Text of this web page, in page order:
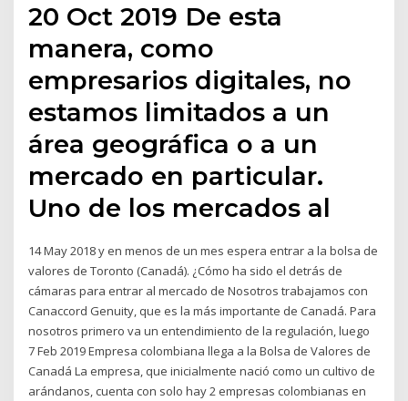
20 Oct 2019 De esta
manera, como
empresarios digitales, no
estamos limitados a un
área geográfica o a un
mercado en particular.
Uno de los mercados al
14 May 2018 y en menos de un mes espera entrar a la bolsa de
valores de Toronto (Canadá). ¿Cómo ha sido el detrás de
cámaras para entrar al mercado de Nosotros trabajamos con
Canaccord Genuity, que es la más importante de Canadá. Para
nosotros primero va un entendimiento de la regulación, luego
7 Feb 2019 Empresa colombiana llega a la Bolsa de Valores de
Canadá La empresa, que inicialmente nació como un cultivo de
arándanos, cuenta con solo hay 2 empresas colombianas en